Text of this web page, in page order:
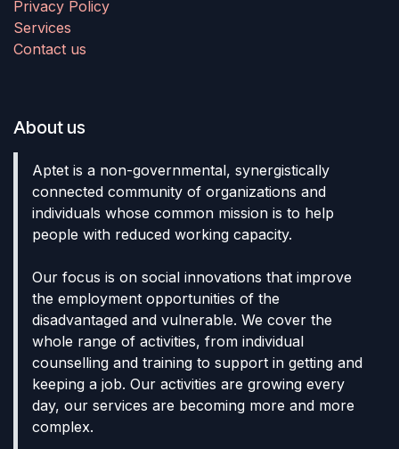
Privacy Policy
Services
Contact us
About us
Aptet is a non-governmental, synergistically
connected community of organizations and
individuals whose common mission is to help
people with reduced working capacity.
Our focus is on social innovations that improve
the employment opportunities of the
disadvantaged and vulnerable. We cover the
whole range of activities, from individual
counselling and training to support in getting and
keeping a job. Our activities are growing every
day, our services are becoming more and more
complex.